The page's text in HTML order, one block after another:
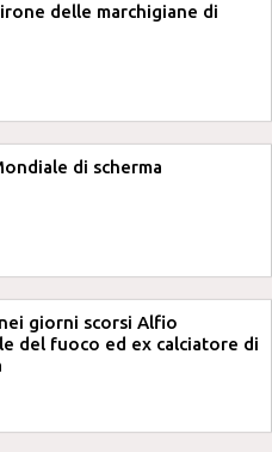
delle marchigiane di
di scherma
giorni scorsi Alfio
del fuoco ed ex calciatore di